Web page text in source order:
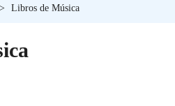
> Libros de Música